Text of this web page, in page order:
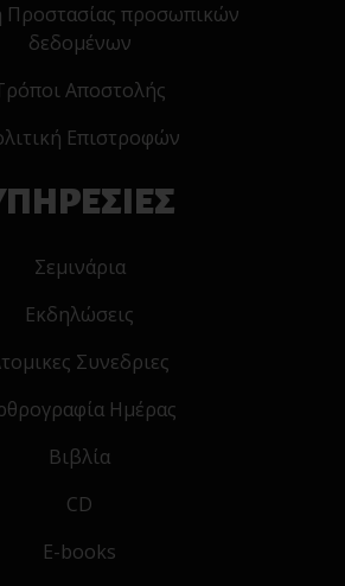
Προστασίας προσωπικών
δεδομένων
Αποστολής
Επιστροφών
Σεμινάρια
Εκδηλώσεις
Συνεδριες
Ημέρας
Βιβλία
CD
E-books